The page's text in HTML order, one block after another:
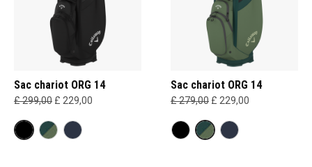
Sac chariot ORG 14
£ 299,00 £ 229,00
Sac chariot ORG 14
£ 279,00 £ 229,00